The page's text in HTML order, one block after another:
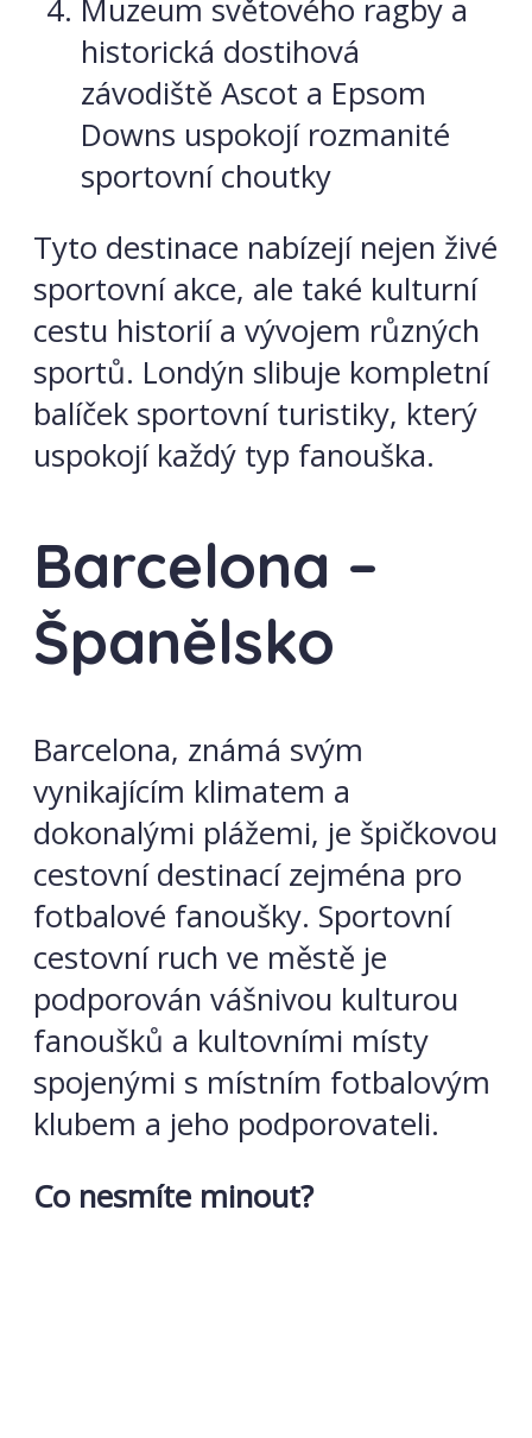
Muzeum světového ragby a
historická dostihová
závodiště Ascot a Epsom
Downs uspokojí rozmanité
sportovní choutky
Tyto destinace nabízejí nejen živé
sportovní akce, ale také kulturní
cestu historií a vývojem různých
sportů. Londýn slibuje kompletní
balíček sportovní turistiky, který
uspokojí každý typ fanouška.
Barcelona –
Španělsko
Barcelona, známá svým
vynikajícím klimatem a
dokonalými plážemi, je špičkovou
cestovní destinací zejména pro
fotbalové fanoušky. Sportovní
cestovní ruch ve městě je
podporován vášnivou kulturou
fanoušků a kultovními místy
spojenými s místním fotbalovým
klubem a jeho podporovateli.
Co nesmíte minout?